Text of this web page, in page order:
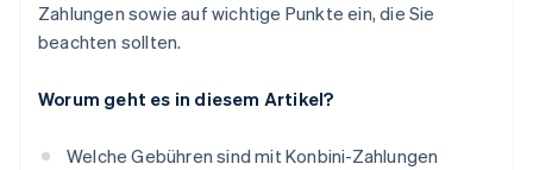
Zahlungen sowie auf wichtige Punkte ein, die Sie
beachten sollten.
Worum geht es in diesem Artikel?
Welche Gebühren sind mit Konbini-Zahlungen